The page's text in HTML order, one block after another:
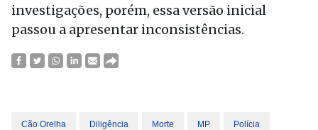
investigações, porém, essa versão inicial
passou a apresentar inconsistências.
Cão Orelha Diligência Morte MP Polícia